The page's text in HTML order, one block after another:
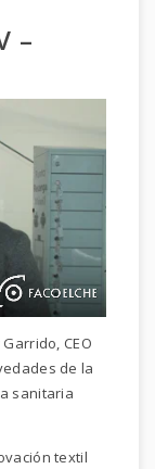
–
CEO
de la
sanitaria
textil